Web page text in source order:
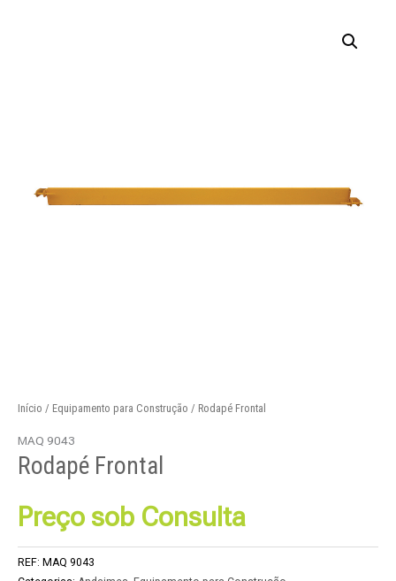
Início / Equipamento para Construção / Rodapé Frontal
MAQ 9043
Rodapé Frontal
Preço sob Consulta
REF: MAQ 9043